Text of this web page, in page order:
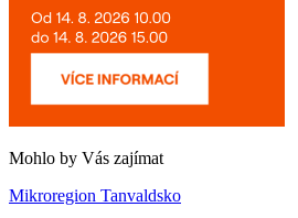
Mohlo by Vás zajímat
Mikroregion Tanvaldsko